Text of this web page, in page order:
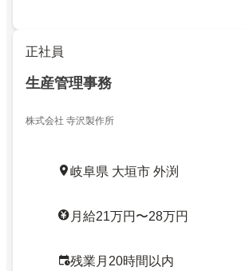
正社員
生産管理事務
株式会社 寺沢製作所
岐阜県 大垣市 外渕
月給21万円〜28万円
残業月20時間以内